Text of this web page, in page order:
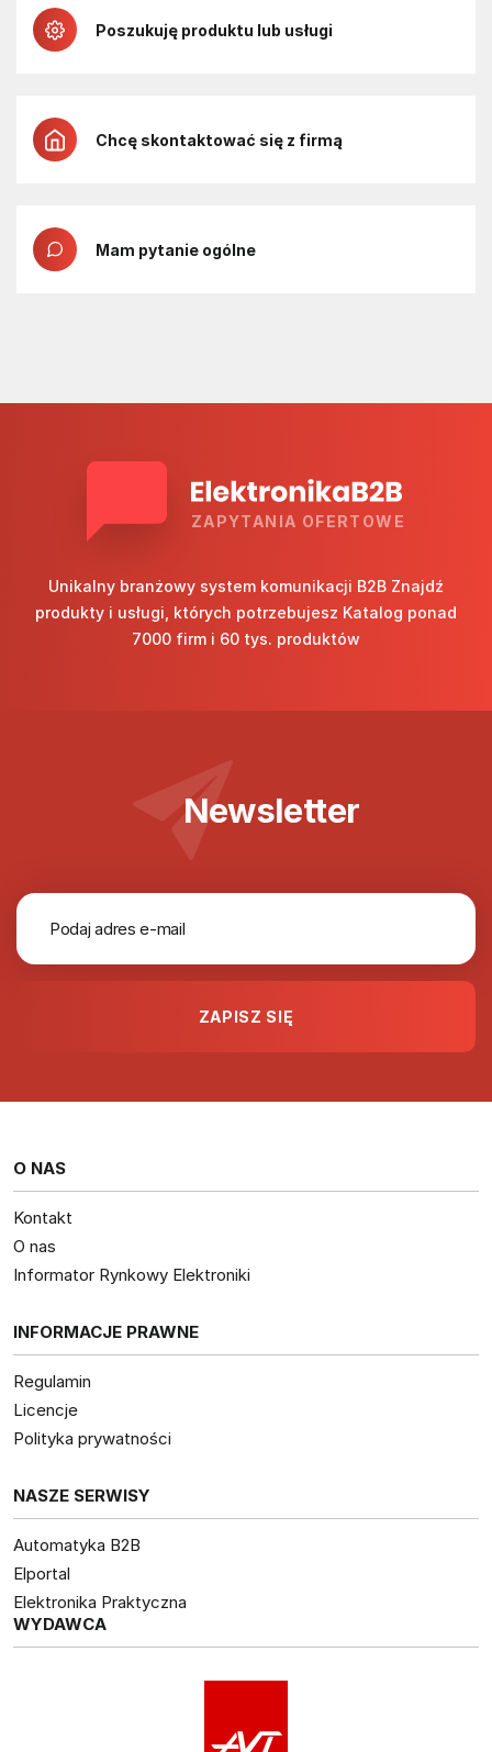
Poszukuję produktu lub usługi
Chcę skontaktować się z firmą
Mam pytanie ogólne
ZAPYTANIA OFERTOWE
Unikalny branżowy system komunikacji B2B Znajdź
produkty i usługi, których potrzebujesz Katalog ponad
7000 firm i 60 tys. produktów
Newsletter
O NAS
Kontakt
O nas
Informator Rynkowy Elektroniki
INFORMACJE PRAWNE
Regulamin
Licencje
Polityka prywatności
NASZE SERWISY
Automatyka B2B
Elportal
Elektronika Praktyczna
WYDAWCA